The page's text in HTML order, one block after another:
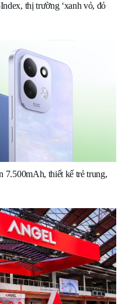
thị trường ‘xanh vỏ, đỏ
7.500mAh, thiết kế trẻ trung,